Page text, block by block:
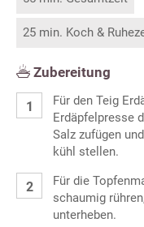
25 min. Koch &
Zubereitung
Für den Teig
Erdäpfelpresse
Salz zufügen
kühl stellen.
Für die
schaumig
unterheben.